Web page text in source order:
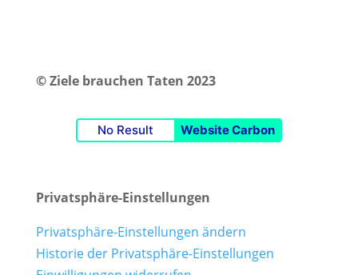
© Ziele brauchen Taten 2023
No Result Website Carbon
Privatsphäre-Einstellungen
Privatsphäre-Einstellungen ändern
Historie der Privatsphäre-Einstellungen